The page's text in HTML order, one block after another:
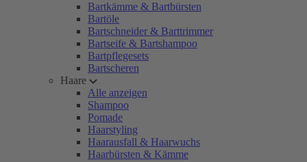
Bartkämme & Bartbürsten
Bartöle
Bartschneider & Barttrimmer
Bartseife & Bartshampoo
Bartpflegesets
Bartscheren
Haare
Alle anzeigen
Shampoo
Pomade
Haarstyling
Haarausfall & Haarwuchs
Haarbürsten & Kämme